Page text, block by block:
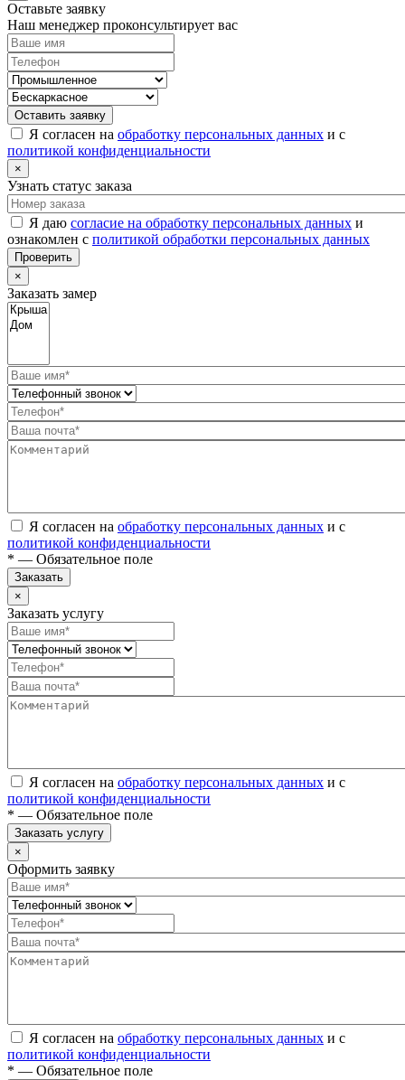
Оставьте заявку
Наш менеджер проконсультирует вас
Оставить заявку
Я согласен на обработку персональных данных и с
политикой конфиденциальности
×
Узнать статус заказа
Я даю согласие на обработку персональных данных и
ознакомлен с политикой обработки персональных данных
Проверить
×
Заказать замер
Я согласен на обработку персональных данных и с
политикой конфиденциальности
* — Обязательное поле
Заказать
×
Заказать услугу
Я согласен на обработку персональных данных и с
политикой конфиденциальности
* — Обязательное поле
Заказать услугу
×
Оформить заявку
Я согласен на обработку персональных данных и с
политикой конфиденциальности
* — Обязательное поле